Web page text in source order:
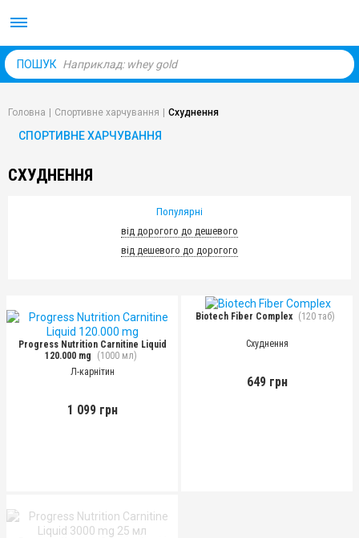
ПОШУК
Головна Спортивне харчування Схуднення
СПОРТИВНЕ ХАРЧУВАННЯ
СХУДНЕННЯ
Популярні
від дорогого до дешевого
від дешевого до дорогого
Progress Nutrition Carnitine Liquid
120.000 mg
(1000 мл)
Л-карнітин
1 099 грн
Biotech Fiber Complex (120 таб)
Схуднення
649 грн